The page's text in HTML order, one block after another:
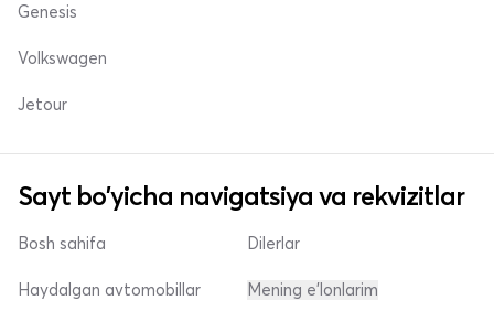
Genesis
Volkswagen
Jetour
Sayt bo'yicha navigatsiya va rekvizitlar
Bosh sahifa
Haydalgan avtomobillar
Dilerlar
Mening e'lonlarim